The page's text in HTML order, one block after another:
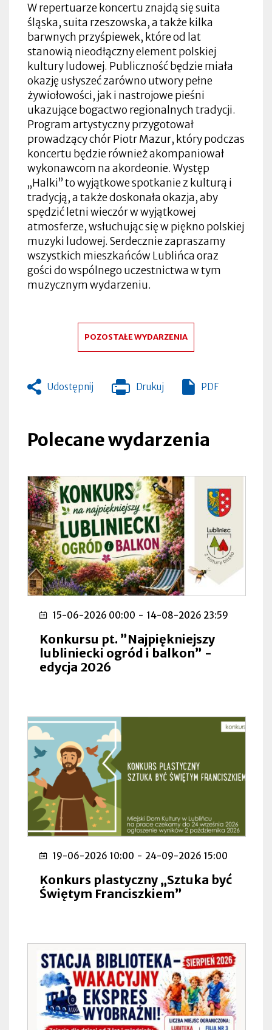
W repertuarze koncertu znajdą się suita
śląska, suita rzeszowska, a także kilka
barwnych przyśpiewek, które od lat
stanowią nieodłączny element polskiej
kultury ludowej. Publiczność będzie miała
okazję usłyszeć zarówno utwory pełne
żywiołowości, jak i nastrojowe pieśni
ukazujące bogactwo regionalnych tradycji.
Program artystyczny przygotował
prowadzący chór Piotr Mazur, który podczas
koncertu będzie również akompaniował
wykonawcom na akordeonie. Występ
„Halki” to wyjątkowe spotkanie z kulturą i
tradycją, a także doskonała okazja, aby
spędzić letni wieczór w wyjątkowej
atmosferze, wsłuchując się w piękno polskiej
muzyki ludowej. Serdecznie zapraszamy
wszystkich mieszkańców Lublińca oraz
gości do wspólnego uczestnictwa w tym
muzycznym wydarzeniu.
POZOSTAŁE WYDARZENIA
Udostępnij Drukuj
Otworzy
zakładce
PDF
Polecane wydarzenia
15-06-2026 00:00 - 14-08-2026 23:59
Konkursu pt. ”Najpiękniejszy
lubliniecki ogród i balkon” -
edycja 2026
19-06-2026 10:00 - 24-09-2026 15:00
Konkurs plastyczny „Sztuka być
Świętym Franciszkiem”